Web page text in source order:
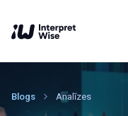
Blogs Analīzes